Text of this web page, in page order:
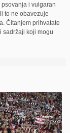
i vulgaran
to ne obavezuje
Čitanjem prihvatate
sadržaji koji mogu